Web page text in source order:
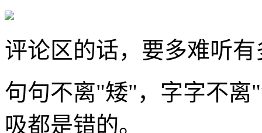
评论区的话，要多难听
句句不离"矮"，字字不
吸都是错的。